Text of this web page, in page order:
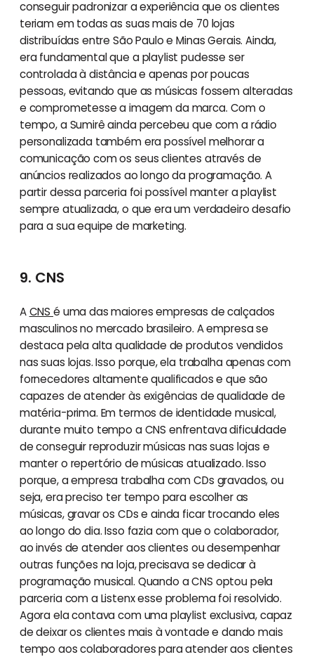
conseguir padronizar a experiência que os clientes
teriam em todas as suas mais de 70 lojas
distribuídas entre São Paulo e Minas Gerais. Ainda,
era fundamental que a playlist pudesse ser
controlada à distância e apenas por poucas
pessoas, evitando que as músicas fossem alteradas
e comprometesse a imagem da marca. Com o
tempo, a Sumirê ainda percebeu que com a rádio
personalizada também era possível melhorar a
comunicação com os seus clientes através de
anúncios realizados ao longo da programação. A
partir dessa parceria foi possível manter a playlist
sempre atualizada, o que era um verdadeiro desafio
para a sua equipe de marketing.
9. CNS
ACNS é uma das maiores empresas de calçados
masculinos no mercado brasileiro. A empresa se
destaca pela alta qualidade de produtos vendidos
nas suas lojas. Isso porque, ela trabalha apenas com
fornecedores altamente qualificados e que são
capazes de atender às exigências de qualidade de
matéria-prima. Em termos de identidade musical,
durante muito tempo a CNS enfrentava dificuldade
de conseguir reproduzir músicas nas suas lojas e
manter o repertório de músicas atualizado. Isso
porque, a empresa trabalha com CDs gravados, ou
seja, era preciso ter tempo para escolher as
músicas, gravar os CDs e ainda ficar trocando eles
ao longo do dia. Isso fazia com que o colaborador,
ao invés de atender aos clientes ou desempenhar
outras funções na loja, precisava se dedicar à
programação musical. Quando a CNS optou pela
parceria com a Listenx esse problema foi resolvido.
Agora ela contava com uma playlist exclusiva, capaz
de deixar os clientes mais à vontade e dando mais
tempo aos colaboradores para atender aos clientes